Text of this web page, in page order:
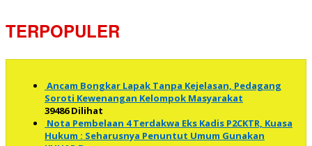
TERPOPULER
Ancam Bongkar Lapak Tanpa Kejelasan, Pedagang
Soroti Kewenangan Kelompok Masyarakat
39486 Dilihat
Nota Pembelaan 4 Terdakwa Eks Kadis P2CKTR, Kuasa
Hukum : Seharusnya Penuntut Umum Gunakan